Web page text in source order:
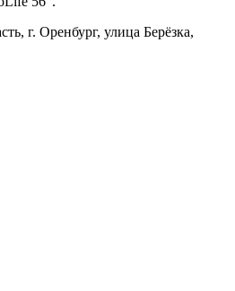
г. Оренбург, улица Берёзка,